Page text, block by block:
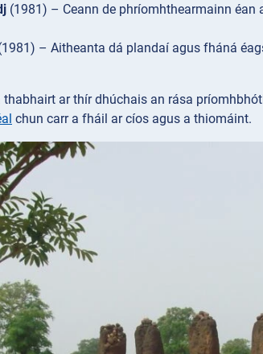
(1981) – Ceann de phríomhthearmainn
– Aitheanta dá plandaí agus fháná
ar thír dhúchais an rása
chun carr a fháil ar cíos agus a thiomáint.